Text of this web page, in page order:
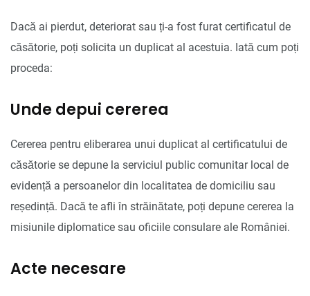
Dacă ai pierdut, deteriorat sau ți-a fost furat certificatul de
căsătorie, poți solicita un duplicat al acestuia. Iată cum poți
proceda:
Unde depui cererea
Cererea pentru eliberarea unui duplicat al certificatului de
căsătorie se depune la serviciul public comunitar local de
evidență a persoanelor din localitatea de domiciliu sau
reședință. Dacă te afli în străinătate, poți depune cererea la
misiunile diplomatice sau oficiile consulare ale României.
Acte necesare